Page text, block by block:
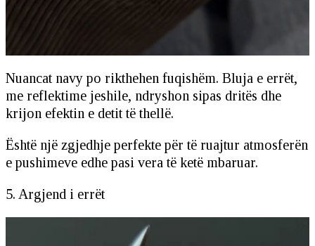
Nuancat navy po rikthehen fuqishëm. Bluja e errët,
me reflektime jeshile, ndryshon sipas dritës dhe
krijon efektin e detit të thellë.
Është një zgjedhje perfekte për të ruajtur atmosferën
e pushimeve edhe pasi vera të ketë mbaruar.
5. Argjend i errët